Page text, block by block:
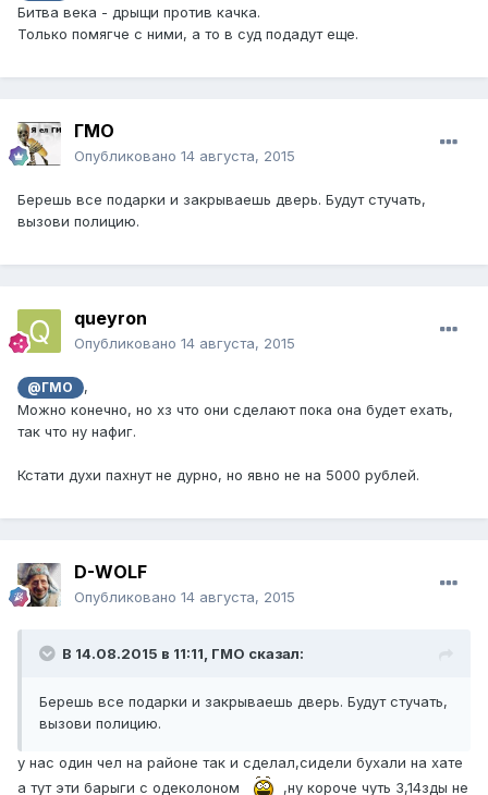
Битва века - дрыщи против качка.
Только помягче с ними, а то в суд подадут еще.
ГМО
Опубликовано 14 августа, 2015
Берешь все подарки и закрываешь дверь. Будут стучать,
вызови полицию.
queуron
Опубликовано 14 августа, 2015
@ГМО
,
Можно конечно, но хз что они сделают пока она будет ехать,
так что ну нафиг.
Кстати духи пахнут не дурно, но явно не на 5000 рублей.
D-WOLF
Опубликовано 14 августа, 2015
В 14.08.2015 в 11:11, ГМО сказал:
Берешь все подарки и закрываешь дверь. Будут стучать,
вызови полицию.
у нас один чел на районе так и сделал,сидели бухали на хате
а тут эти барыги с одеколоном
,ну короче чуть 3,14зды не